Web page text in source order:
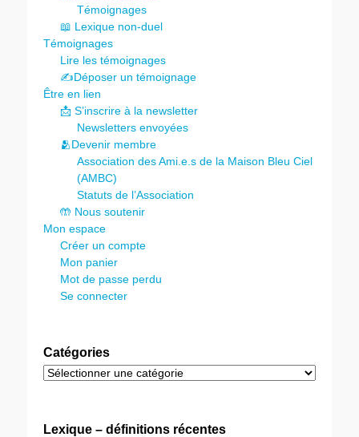
Témoignages
📖 Lexique non-duel
Témoignages
Lire les témoignages
✍️Déposer un témoignage
Être en lien
📩 S’inscrire à la newsletter
Newsletters envoyées
🫂Devenir membre
Association des Ami.e.s de la Maison Bleu Ciel
(AMBC)
Statuts de l’Association
🤲 Nous soutenir
Mon espace
Créer un compte
Mon panier
Mot de passe perdu
Se connecter
Catégories
Catégories
Lexique – définitions récentes